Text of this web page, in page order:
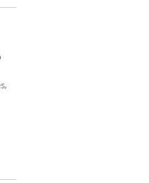
,